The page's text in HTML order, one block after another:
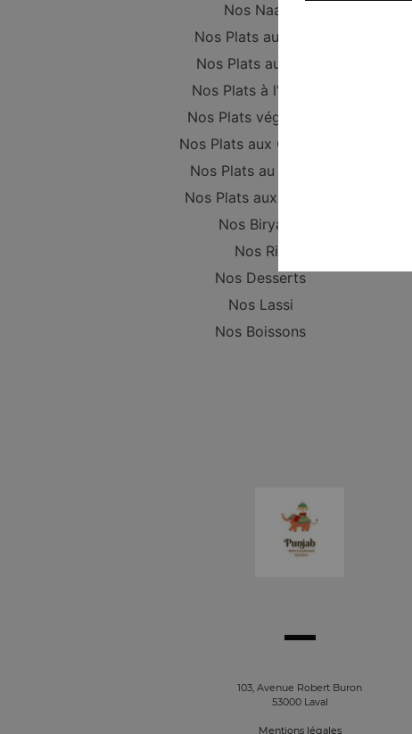
Nos Naans
Nos Plats au Poulet
Nos Plats au Boeuf
Nos Plats à l'Agneau
Nos Plats végétariens
Nos Plats aux Crevettes
Nos Plats au Poisson
Nos Plats aux Gambas
Nos Biryanis
Nos Riz
Nos Desserts
Nos Lassi
Nos Boissons
103, Avenue Robert Buron
53000 Laval
Mentions légales